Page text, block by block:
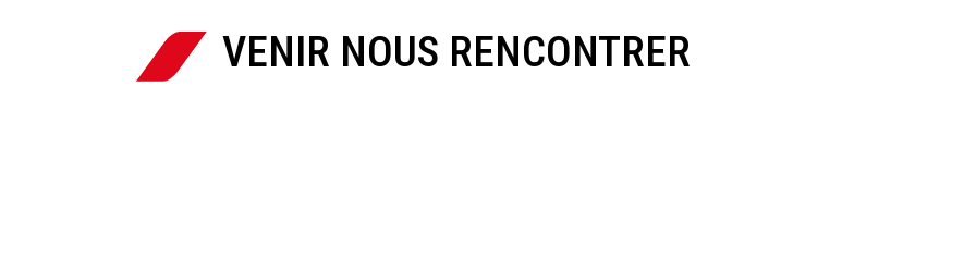
 VENIR NOUS RENCONTRER